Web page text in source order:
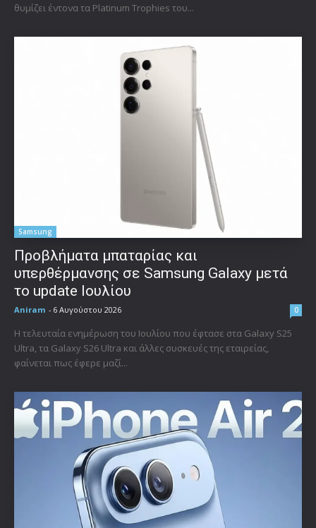
θυμίζει έντονα τα Platinum Trophies του...
Samsung
Προβλήματα μπαταρίας και
υπερθέρμανσης σε Samsung Galaxy μετά
το update Ιουλίου
Aniram - 6 Αυγούστου 2026 0
Η τελευταία ενημέρωση του Ιουλίου που έφτασε στα Galaxy S25
Ultra, τα Galaxy S26 Ultra και άλλες συσκευές της εταιρείας,
φαίνεται πως έφερε μαζί...